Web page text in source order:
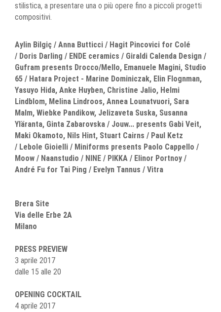
stilistica, a presentare una o più opere fino a piccoli progetti
compositivi.
Aylin Bilgiç / Anna Butticci / Hagit Pincovici for Colé
/ Doris Darling / ENDE ceramics / Giraldi Calenda Design /
Gufram presents Drocco/Mello, Emanuele Magini, Studio
65 / Hatara Project - Marine Dominiczak, Elin Flognman,
Yasuyo Hida, Anke Huyben, Christine Jalio, Helmi
Lindblom, Melina Lindroos, Annea Lounatvuori, Sara
Malm, Wiebke Pandikow, Jelizaveta Suska, Susanna
Yläranta, Ginta Zabarovska / Jouw... presents Gabi Veit,
Maki Okamoto, Nils Hint, Stuart Cairns / Paul Ketz
/ Lebole Gioielli / Miniforms presents Paolo Cappello /
Moow / Naanstudio / NINE / PIKKA / Elinor Portnoy /
André Fu for Tai Ping / Evelyn Tannus / Vitra
Brera Site
Via delle Erbe 2A
Milano
PRESS PREVIEW
3 aprile 2017
dalle 15 alle 20
OPENING COCKTAIL
4 aprile 2017